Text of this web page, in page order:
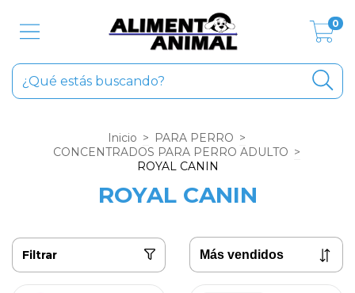
0
Inicio > PARA PERRO >
CONCENTRADOS PARA PERRO ADULTO >
ROYAL CANIN
ROYAL CANIN
Filtrar